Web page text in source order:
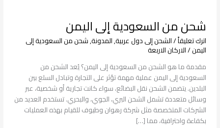
شحن من السعودية إلى اليمن
اترك تعليقاً/الشحن إلى دول عربية,المدونة,شحن من السعودية إلى
اليمن/الاركان الاربعة
مقدمة ما هو الشحن من السعودية إلى اليمن؟ يُعد الشحن من
السعودية إلى اليمن عملية مهمة تؤثر على التجارة وتبادل السلع بين
البلدين. يتضمن الشحن نقل البضائع، سواء كانت تجارية أو شخصية، عبر
وسائل متعددة تشمل الشحن البري، الجوي، والبحري. تستخدم العديد من
الشركات المتخصصة مثل شركة رهوان وطيوف للقيام بهذه العمليات
بكفاءة واحترافية، مما […]